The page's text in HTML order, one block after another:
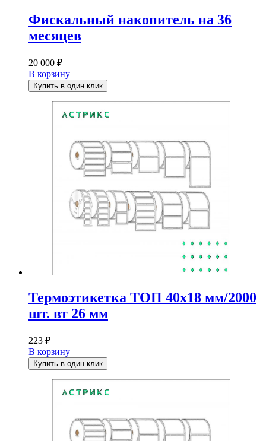
Фискальный накопитель на 36
месяцев
20 000 ₽
В корзину
Купить в один клик
Термоэтикетка ТОП 40х18 мм/2000
шт. вт 26 мм
223 ₽
В корзину
Купить в один клик